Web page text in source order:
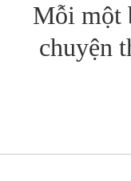
Mỗi một
chuyện